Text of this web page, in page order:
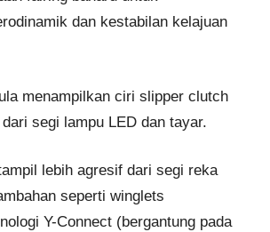
dan kestabilan kelajuan
menampilkan ciri slipper clutch
segi lampu LED dan tayar.
lebih agresif dari segi reka
seperti winglets
Y-Connect (bergantung pada